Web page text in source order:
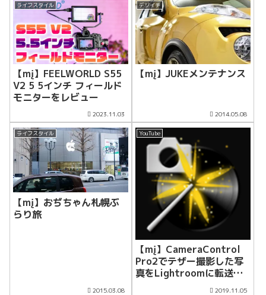
ライフスタイル
【mį】FEELWORLD S55
V2 5 5インチ フィールド
モニターをレビュー
2023.11.03
デジイチ
【mį】JUKEメンテナンス
2014.05.08
ライフスタイル
【mį】おぢちゃん札幌ぶ
らり旅
2015.03.08
YouTube
【mį】CameraControl
Pro2でテザー撮影した写
真をLightroomに転送す
2019.11.05